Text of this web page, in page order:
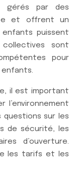
gérés par des
et offrent un
puissent
sont
pour
il est important
l’environnement
sur les
de sécurité, les
d’ouverture.
les tarifs et les